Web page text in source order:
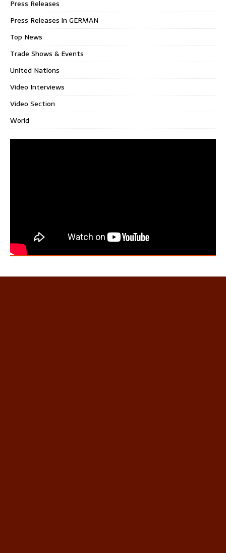
Press Releases
Press Releases in GERMAN
Top News
Trade Shows & Events
United Nations
Video Interviews
Video Section
World